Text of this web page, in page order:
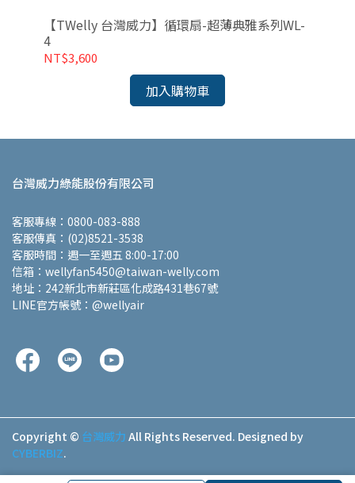
【TWelly 台灣威力】循環扇-超薄典雅系列WL-
4
NT$3,600
加入購物車
台灣威力綠能股份有限公司
客服專線：0800-083-888
客服傳真：(02)8521-3538
客服時間：週一至週五 8:00-17:00
信箱：wellyfan5450@taiwan-welly.com
地址：242新北市新莊區化成路431巷67號
LINE官方帳號：@wellyair
Copyright © 台灣威力 All Rights Reserved. Designed by
CYBERBIZ.